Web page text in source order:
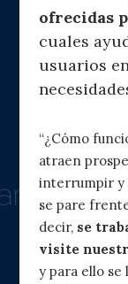
ofrecidas
cuales
usuarios
“¿Cómo
atraen
interrumpir y
se pare
decir, se
visite
y para ello